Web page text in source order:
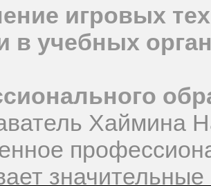
игровых
в учебных
Хаймина